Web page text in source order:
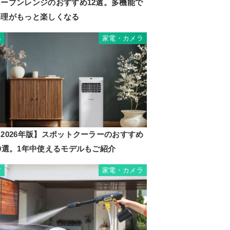
ブンレンジのおすすめ12選。多機能で
がもっと楽しくなる
家電・カメラ
年版】スポットクーラーのおすすめ
選。1年中使えるモデルもご紹介
家電・カメラ